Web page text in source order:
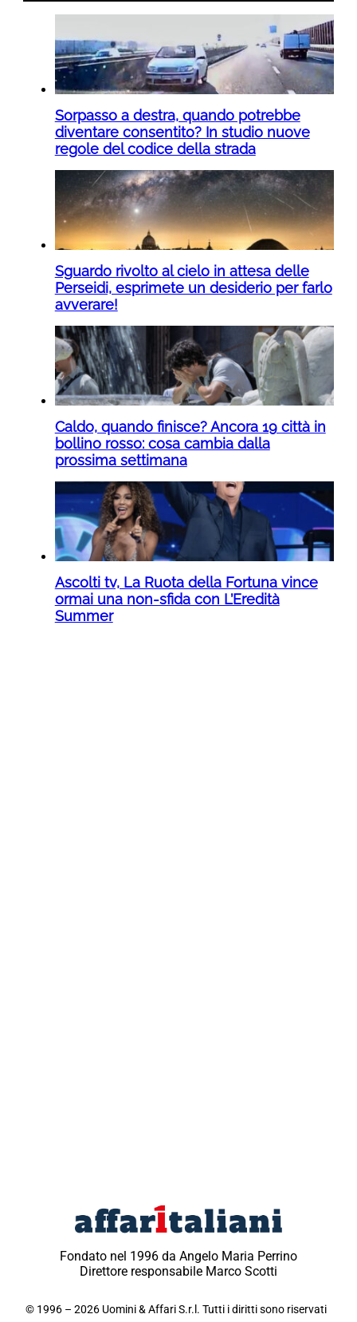
Sorpasso a destra, quando potrebbe
diventare consentito? In studio nuove
regole del codice della strada
Sguardo rivolto al cielo in attesa delle
Perseidi, esprimete un desiderio per farlo
avverare!
Caldo, quando finisce? Ancora 19 città in
bollino rosso: cosa cambia dalla
prossima settimana
Ascolti tv, La Ruota della Fortuna vince
ormai una non-sfida con L’Eredità
Summer
Fondato nel 1996 da Angelo Maria Perrino
Direttore responsabile Marco Scotti
© 1996 – 2026 Uomini & Affari S.r.l. Tutti i diritti sono riservati